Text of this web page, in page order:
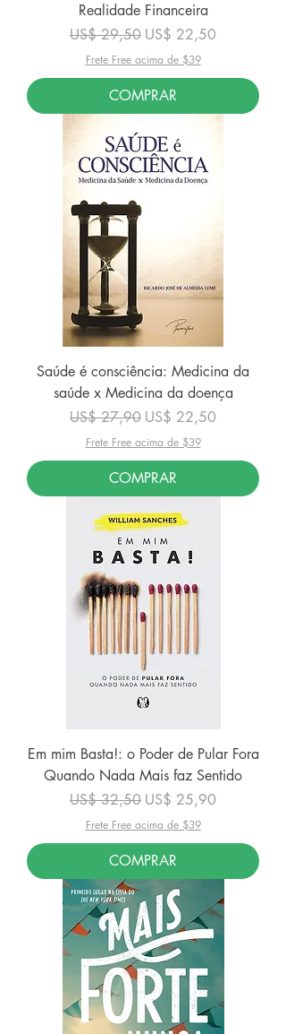
Realidade Financeira
Preço normal
US$ 29,50 Preço promocional
US$ 22,50
Frete Free acima de $39
COMPRAR
Saúde é consciência: Medicina da
saúde x Medicina da doença
Preço normal
US$ 27,90 Preço promocional
US$ 22,50
Frete Free acima de $39
COMPRAR
Em mim Basta!: o Poder de Pular Fora
Quando Nada Mais faz Sentido
Preço normal
US$ 32,50 Preço promocional
US$ 25,90
Frete Free acima de $39
COMPRAR